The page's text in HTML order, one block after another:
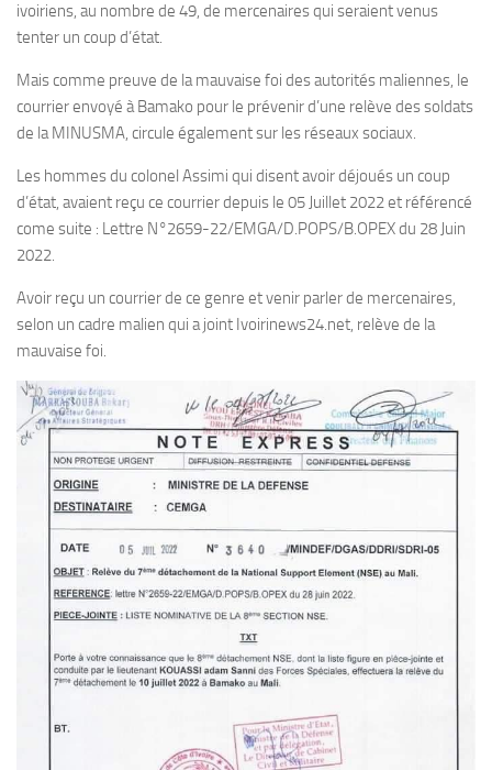
ivoiriens, au nombre de 49, de mercenaires qui seraient venus
tenter un coup d’état.
Mais comme preuve de la mauvaise foi des autorités maliennes, le
courrier envoyé à Bamako pour le prévenir d’une relève des soldats
de la MINUSMA, circule également sur les réseaux sociaux.
Les hommes du colonel Assimi qui disent avoir déjoués un coup
d’état, avaient reçu ce courrier depuis le 05 Juillet 2022 et référencé
come suite : Lettre N°2659-22/EMGA/D.POPS/B.OPEX du 28 Juin
2022.
Avoir reçu un courrier de ce genre et venir parler de mercenaires,
selon un cadre malien qui a joint Ivoirinews24.net, relève de la
mauvaise foi.